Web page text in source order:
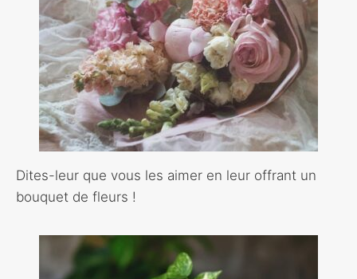
Dites-leur que vous les aimer en leur offrant un
bouquet de fleurs !